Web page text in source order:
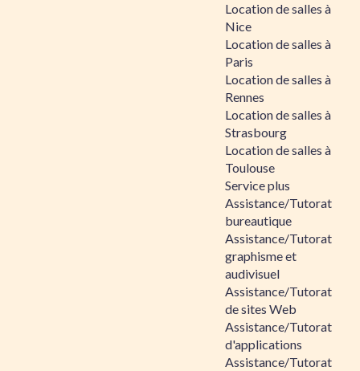
Location de salles à
Nice
Location de salles à
Paris
Location de salles à
Rennes
Location de salles à
Strasbourg
Location de salles à
Toulouse
Service plus
Assistance/Tutorat
bureautique
Assistance/Tutorat
graphisme et
audivisuel
Assistance/Tutorat
de sites Web
Assistance/Tutorat
d'applications
Assistance/Tutorat